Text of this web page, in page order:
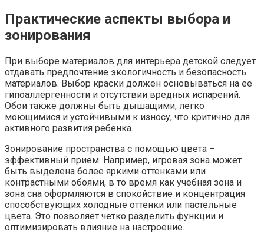
Практические аспекты выбора и
зонирования
При выборе материалов для интерьера детской следует
отдавать предпочтение экологичность и безопасность
материалов. Выбор краски должен основываться на ее
гипоаллергенности и отсутствии вредных испарений.
Обои также должны быть дышащими, легко
моющимися и устойчивыми к износу, что критично для
активного развития ребенка.
Зонирование пространства с помощью цвета –
эффективный прием. Например, игровая зона может
быть выделена более яркими оттенками или
контрастными обоями, в то время как учебная зона и
зона сна оформляются в спокойствие и концентрация
способствующих холодные оттенки или пастельные
цвета. Это позволяет четко разделить функции и
оптимизировать влияние на настроение.